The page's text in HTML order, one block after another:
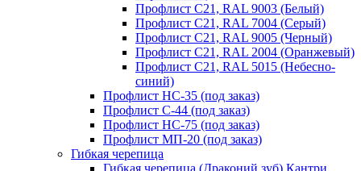
Профлист С21, RAL 9003 (Белый)
Профлист С21, RAL 7004 (Серый)
Профлист С21, RAL 9005 (Черный)
Профлист С21, RAL 2004 (Оранжевый)
Профлист С21, RAL 5015 (Небесно-
синий)
Профлист НС-35 (под заказ)
Профлист С-44 (под заказ)
Профлист НС-75 (под заказ)
Профлист МП-20 (под заказ)
Гибкая черепица
Гибкая черепица (Драконий зуб) Кантри